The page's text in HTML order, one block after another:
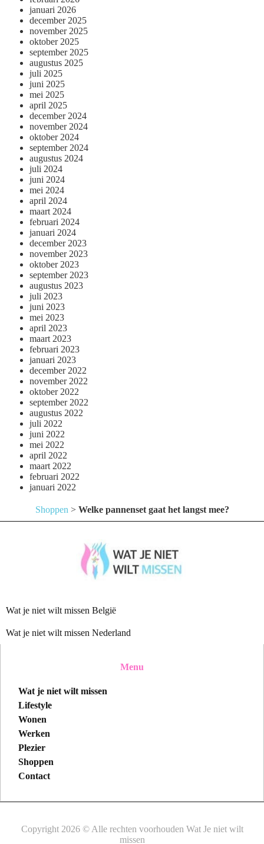
januari 2026
december 2025
november 2025
oktober 2025
september 2025
augustus 2025
juli 2025
juni 2025
mei 2025
april 2025
december 2024
november 2024
oktober 2024
september 2024
augustus 2024
juli 2024
juni 2024
mei 2024
april 2024
maart 2024
februari 2024
januari 2024
december 2023
november 2023
oktober 2023
september 2023
augustus 2023
juli 2023
juni 2023
mei 2023
april 2023
maart 2023
februari 2023
januari 2023
december 2022
november 2022
oktober 2022
september 2022
augustus 2022
juli 2022
juni 2022
mei 2022
april 2022
maart 2022
februari 2022
januari 2022
Shoppen > Welke pannenset gaat het langst mee?
Wat je niet wilt missen België
Wat je niet wilt missen Nederland
Menu
Wat je niet wilt missen
Lifestyle
Wonen
Werken
Plezier
Shoppen
Contact
Copyright 2026 © Alle rechten voorhouden Wat Je niet wilt
missen